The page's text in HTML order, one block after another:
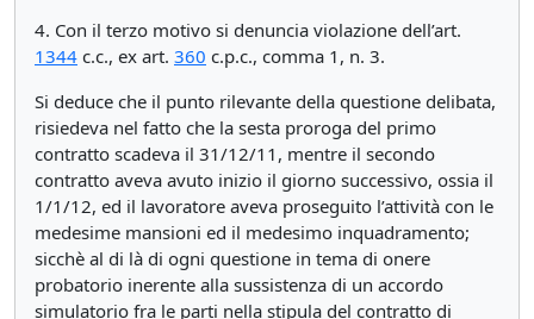
4. Con il terzo motivo si denuncia violazione dell’art.
1344 c.c., ex art. 360 c.p.c., comma 1, n. 3.
Si deduce che il punto rilevante della questione delibata,
risiedeva nel fatto che la sesta proroga del primo
contratto scadeva il 31/12/11, mentre il secondo
contratto aveva avuto inizio il giorno successivo, ossia il
1/1/12, ed il lavoratore aveva proseguito l’attività con le
medesime mansioni ed il medesimo inquadramento;
sicchè al di là di ogni questione in tema di onere
probatorio inerente alla sussistenza di un accordo
simulatorio fra le parti nella stipula del contratto di